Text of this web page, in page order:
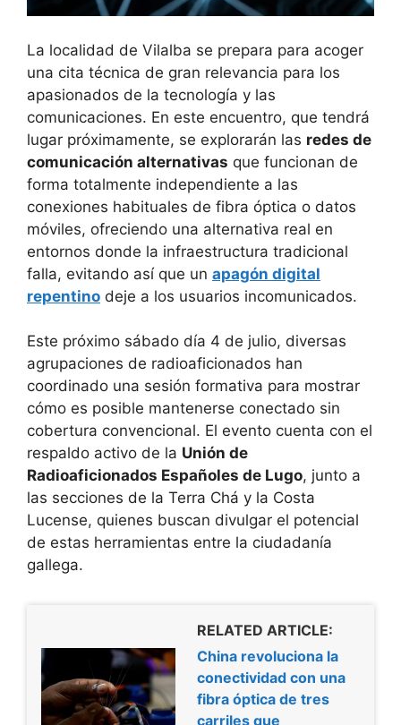
La localidad de Vilalba se prepara para acoger
una cita técnica de gran relevancia para los
apasionados de la tecnología y las
comunicaciones. En este encuentro, que tendrá
lugar próximamente, se explorarán las redes de
comunicación alternativas que funcionan de
forma totalmente independiente a las
conexiones habituales de fibra óptica o datos
móviles, ofreciendo una alternativa real en
entornos donde la infraestructura tradicional
falla, evitando así que un apagón digital
repentino deje a los usuarios incomunicados.
Este próximo sábado día 4 de julio, diversas
agrupaciones de radioaficionados han
coordinado una sesión formativa para mostrar
cómo es posible mantenerse conectado sin
cobertura convencional. El evento cuenta con el
respaldo activo de la Unión de
Radioaficionados Españoles de Lugo, junto a
las secciones de la Terra Chá y la Costa
Lucense, quienes buscan divulgar el potencial
de estas herramientas entre la ciudadanía
gallega.
RELATED ARTICLE:
China revoluciona la
conectividad con una
fibra óptica de tres
carriles que